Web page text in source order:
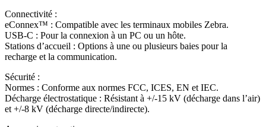
Connectivité :
eConnex™ : Compatible avec les terminaux mobiles Zebra.
USB-C : Pour la connexion à un PC ou un hôte.
Stations d’accueil : Options à une ou plusieurs baies pour la
recharge et la communication.
Sécurité :
Normes : Conforme aux normes FCC, ICES, EN et IEC.
Décharge électrostatique : Résistant à +/-15 kV (décharge dans l’air)
et +/-8 kV (décharge directe/indirecte).